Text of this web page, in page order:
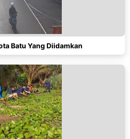
Batu Yang Diidamkan